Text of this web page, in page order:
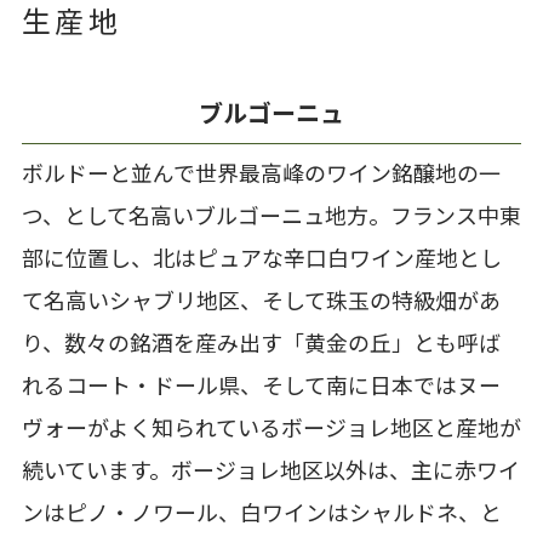
生産地
ブルゴーニュ
ボルドーと並んで世界最高峰のワイン銘醸地の一
つ、として名高いブルゴーニュ地方。フランス中東
部に位置し、北はピュアな辛口白ワイン産地とし
て名高いシャブリ地区、そして珠玉の特級畑があ
り、数々の銘酒を産み出す「黄金の丘」とも呼ば
れるコート・ドール県、そして南に日本ではヌー
ヴォーがよく知られているボージョレ地区と産地が
続いています。ボージョレ地区以外は、主に赤ワイ
ンはピノ・ノワール、白ワインはシャルドネ、と